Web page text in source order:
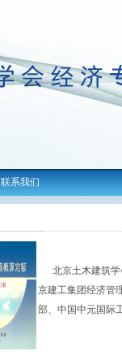
联系我们
北京土木建筑学
京建工集团经济管
部、中国中元国际